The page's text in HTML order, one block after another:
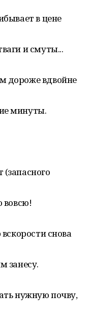
в цене
и смуты...
дороже вдвойне
минуты.
вовсю!
снова
занесу.
нужную почву,